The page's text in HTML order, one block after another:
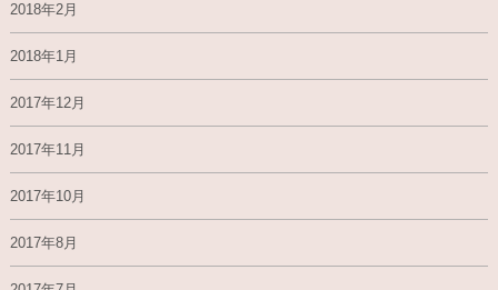
2018年2月
2018年1月
2017年12月
2017年11月
2017年10月
2017年8月